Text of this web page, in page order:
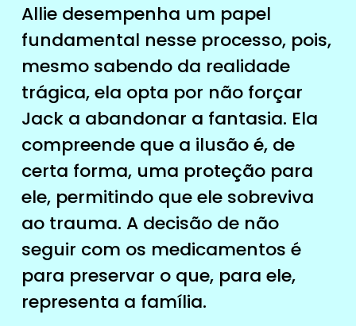
Allie desempenha um papel
fundamental nesse processo, pois,
mesmo sabendo da realidade
trágica, ela opta por não forçar
Jack a abandonar a fantasia. Ela
compreende que a ilusão é, de
certa forma, uma proteção para
ele, permitindo que ele sobreviva
ao trauma. A decisão de não
seguir com os medicamentos é
para preservar o que, para ele,
representa a família.